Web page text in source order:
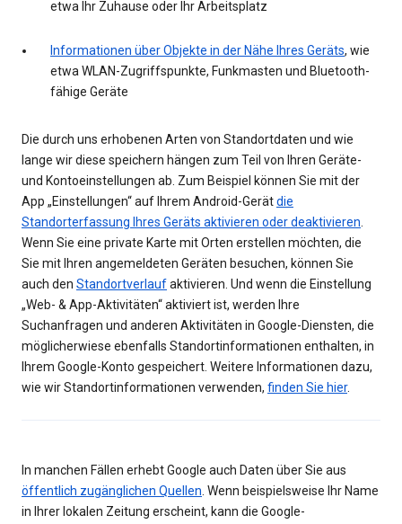
etwa Ihr Zuhause oder Ihr Arbeitsplatz
Informationen über Objekte in der Nähe Ihres Geräts, wie
etwa WLAN-Zugriffspunkte, Funkmasten und Bluetooth-
fähige Geräte
Die durch uns erhobenen Arten von Standortdaten und wie
lange wir diese speichern hängen zum Teil von Ihren Geräte-
und Kontoeinstellungen ab. Zum Beispiel können Sie mit der
App „Einstellungen“ auf Ihrem Android-Gerätdie
Standorterfassung Ihres Geräts aktivieren oder deaktivieren.
Wenn Sie eine private Karte mit Orten erstellen möchten, die
Sie mit Ihren angemeldeten Geräten besuchen, können Sie
auch den Standortverlaufaktivieren. Und wenn die Einstellung
„Web- & App-Aktivitäten“ aktiviert ist, werden Ihre
Suchanfragen und anderen Aktivitäten in Google-Diensten, die
möglicherwiese ebenfalls Standortinformationen enthalten, in
Ihrem Google-Konto gespeichert. Weitere Informationen dazu,
wie wir Standortinformationen verwenden, finden Sie hier.
In manchen Fällen erhebt Google auch Daten über Sie aus
öffentlich zugänglichen Quellen. Wenn beispielsweise Ihr Name
in Ihrer lokalen Zeitung erscheint, kann die Google-